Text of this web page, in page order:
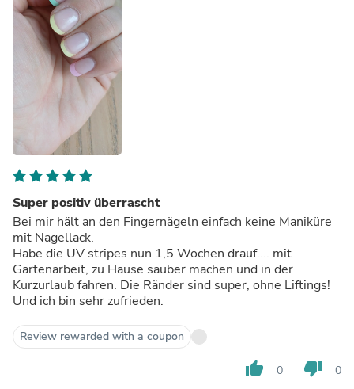
Super positiv überrascht
Bei mir hält an den Fingernägeln einfach keine Maniküre
mit Nagellack.
Habe die UV stripes nun 1,5 Wochen drauf.... mit
Gartenarbeit, zu Hause sauber machen und in der
Kurzurlaub fahren. Die Ränder sind super, ohne Liftings!
Und ich bin sehr zufrieden.
Review rewarded with a coupon
thumb_up 0 thumb_down 0